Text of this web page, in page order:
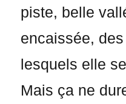
piste, belle
encaissée,
lesquels elle
Mais ça ne